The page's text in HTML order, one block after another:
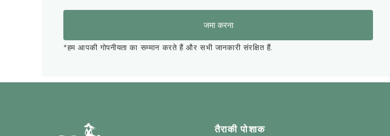
जमा करना
*हम आपकी गोपनीयता का सम्मान करते हैं और सभी जानकारी संरक्षित हैं.
तैराकी पोशाक